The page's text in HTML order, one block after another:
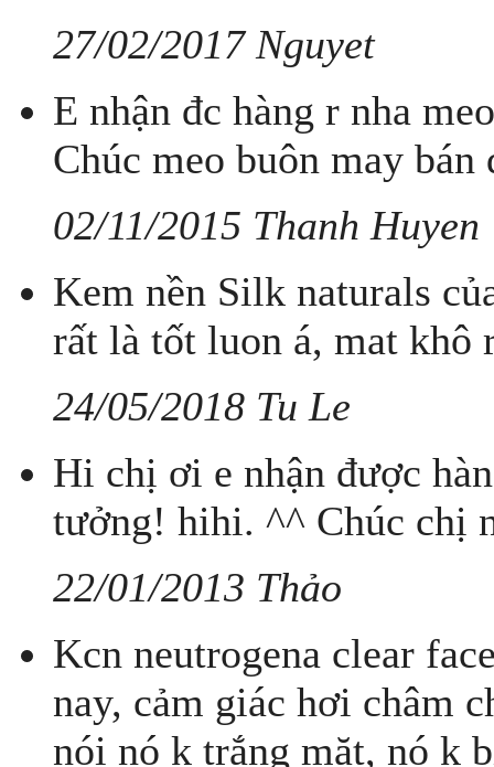
27/02/2017 Nguyet
E nhận đc hàng r nha
Chúc meo buôn may
02/11/2015 Thanh Huyen
Kem nền Silk naturals
rất là tốt luon á, mat khô
24/05/2018 Tu Le
Hi chị ơi e nhận được
tưởng! hihi. ^^ Chúc chị
22/01/2013 Thảo
Kcn neutrogena clear
nay, cảm giác hơi châm
nói nó k trắng mặt, nó k